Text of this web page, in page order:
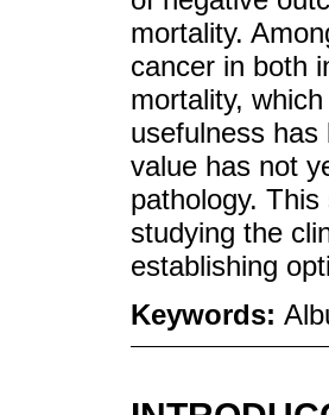
mortality.
cancer in both
mortality,
usefulness
value has not
pathology.
studying the
establishing
Keywords: